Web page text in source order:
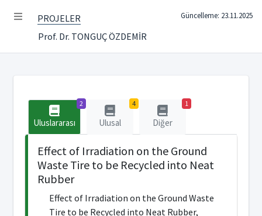
PROJELER
Prof. Dr. TONGUÇ ÖZDEMİR
Güncelleme: 23.11.2025
2
Uluslararası
4
Ulusal
1
Diğer
Effect of Irradiation on the Ground
Waste Tire to be Recycled into Neat
Rubber
Effect of Irradiation on the Ground Waste
Tire to be Recycled into Neat Rubber,